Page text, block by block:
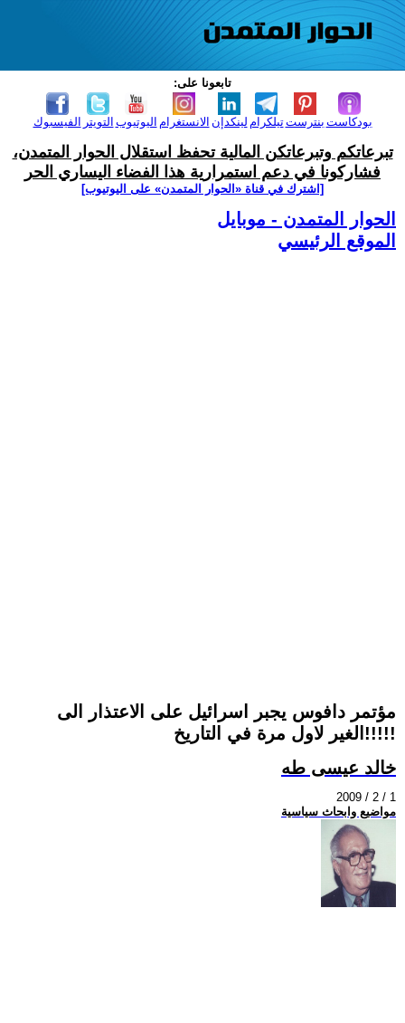
تابعونا على:
الفيسبوك التويتر اليوتيوب الانستغرام لينكدإن تيلكرامبنترست بودكاست
تبرعاتكم وتبرعاتكن المالية تحفظ استقلال الحوار المتمدن،
فشاركونا في دعم استمرارية هذا الفضاء اليساري الحر
[اشترك في قناة ‫«الحوار المتمدن» على اليوتيوب]
الحوار المتمدن - موبايل
الموقع الرئيسي
مؤتمر دافوس يجبر اسرائيل على الاعتذار الى
الغير لاول مرة في التاريخ!!!!!
خالد عيسى طه
2009 / 2 / 1
مواضيع وابحاث سياسية